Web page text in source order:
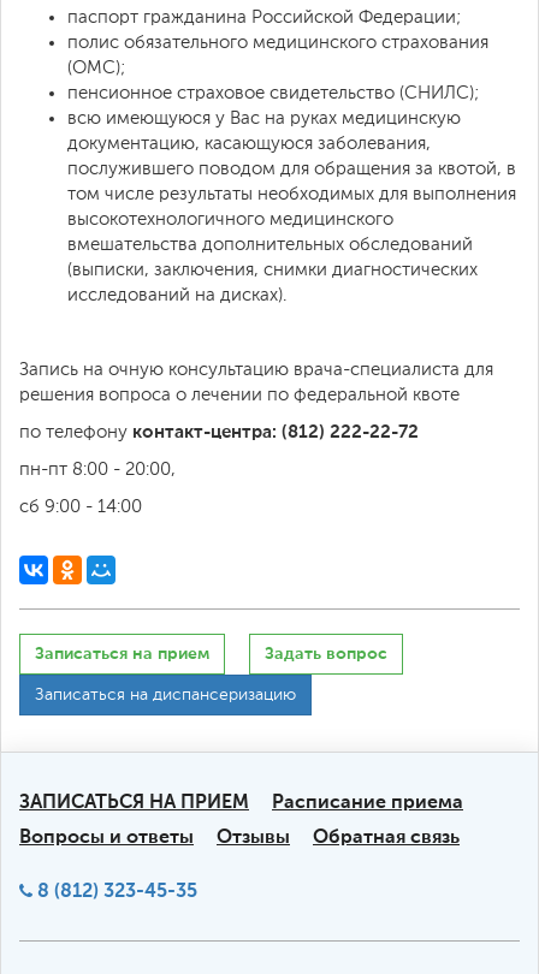
паспорт гражданина Российской Федерации;
полис обязательного медицинского страхования
(ОМС);
пенсионное страховое свидетельство (СНИЛС);
всю имеющуюся у Вас на руках медицинскую
документацию, касающуюся заболевания,
послужившего поводом для обращения за квотой, в
том числе результаты необходимых для выполнения
высокотехнологичного медицинского
вмешательства дополнительных обследований
(выписки, заключения, снимки диагностических
исследований на дисках).
Запись на очную консультацию врача-специалиста для
решения вопроса о лечении по федеральной квоте
по телефону контакт-центра: (812) 222-22-72
пн-пт 8:00 - 20:00,
сб 9:00 - 14:00
Записаться на прием Задать вопрос
Записаться на диспансеризацию
ЗАПИСАТЬСЯ НА ПРИЕМ
Расписание приема
Вопросы и ответы
Отзывы Обратная связь
8 (812) 323-45-35